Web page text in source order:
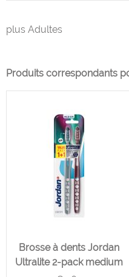
plus Adultes
Produits correspondants
Brosse à dents Jordan
Ultralite 2-pack medium